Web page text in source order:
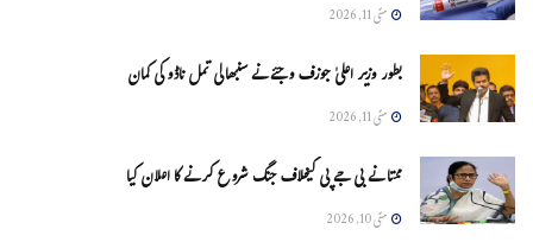
مئی 11, 2026
بطور وزیر اعلیٰ جوزف وجئے نے سنبھالی تمل ناڈو کی کمان
مئی 11, 2026
ممتا نے بی جے پی کیخلاف جنگ شروع کرنے کا اعلان کیا
مئی 10, 2026